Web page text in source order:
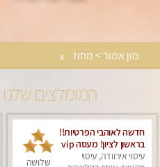
מון אמור > מחוז x
המומלצים
חדשה לאוהבי הפרטיות!!
בראשון לציון! מעסה vip
מפנקת בקליניקה פרטית
עיסוי אירוודה, עיסוי
שלושה